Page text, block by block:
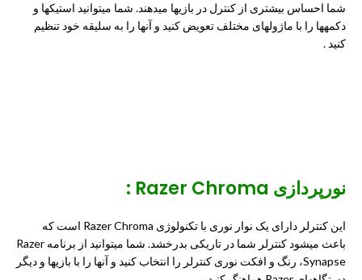
شما احساس بیشتری از کنترل در بازیها میدهند. شما میتوانید استیکها و
دکمهها را با ماژولهای مختلف تعویض کنید و آنها را به سلیقه خود تنظیم
کنید .
نورپردازی Razer Chroma :
این کنترلر دارای یک نوار نوری با تکنولوژی Razer Chroma است که
باعث میشود کنترلر شما در تاریکی بدرخشد. شما میتوانید از برنامه Razer
Synapse، رنگ و افکت نوری کنترلر را انتخاب کنید و آنها را با بازیها و دیگر